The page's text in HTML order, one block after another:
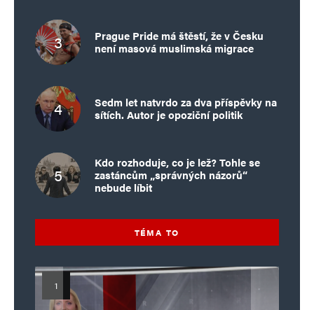
Prague Pride má štěstí, že v Česku
není masová muslimská migrace
Sedm let natvrdo za dva příspěvky na
sítích. Autor je opoziční politik
Kdo rozhoduje, co je lež? Tohle se
zastáncům „správných názorů“
nebude líbit
TÉMA TO